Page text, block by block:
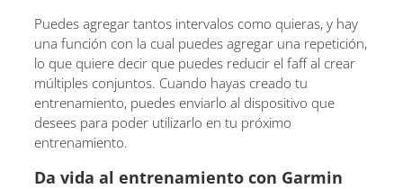
Puedes agregar tantos intervalos como quieras, y hay
una función con la cual puedes agregar una repetición,
lo que quiere decir que puedes reducir el faff al crear
múltiples conjuntos. Cuando hayas creado tu
entrenamiento, puedes enviarlo al dispositivo que
desees para poder utilizarlo en tu próximo
entrenamiento.
Da vida al entrenamiento con Garmin